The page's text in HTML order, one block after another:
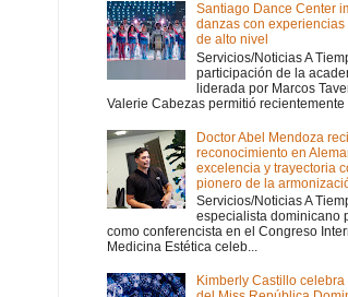
Santiago Dance Center
danzas con experiencias
de alto nivel
Servicios/Noticias A
participación de la
liderada por Marcos
Valerie Cabezas permitió recientemente
Doctor Abel Mendoza
reconocimiento en
excelencia y trayectoria
pionero de la
Servicios/Noticias A
especialista dominicano
como conferencista en el Congreso
Medicina Estética celeb...
Kimberly Castillo